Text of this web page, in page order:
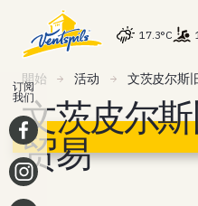
17.3°C
開始 活动 文茨皮尔斯
文茨皮尔
贸易
订阅
我们